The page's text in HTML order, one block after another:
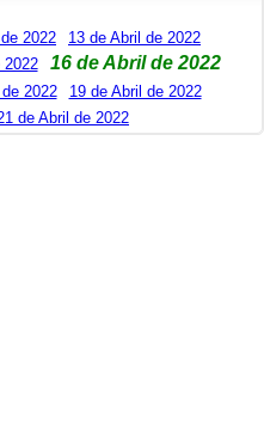
2022
13 de Abril de 2022
2022 16 de Abril de 2022
2022
19 de Abril de 2022
de Abril de 2022